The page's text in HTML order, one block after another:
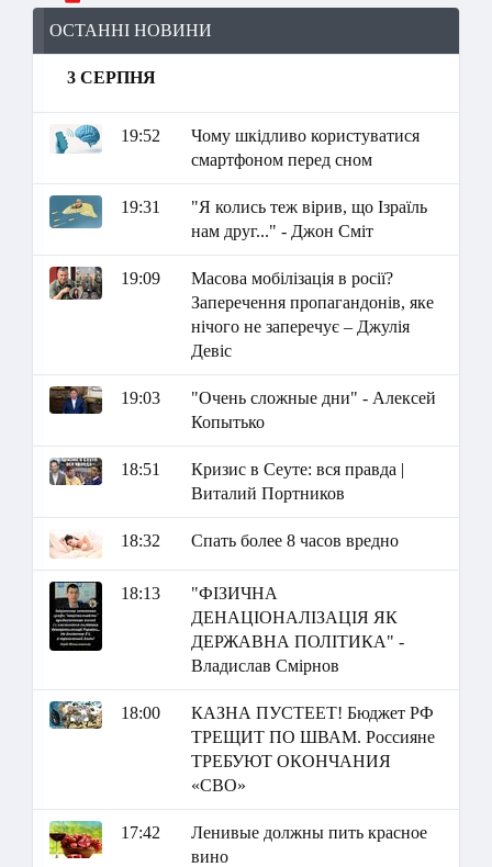
ОСТАННІ НОВИНИ
3 СЕРПНЯ
19:52
Чому шкідливо користуватися
смартфоном перед сном
19:31
"Я колись теж вірив, що Ізраїль
нам друг..." - Джон Сміт
19:09
Масова мобілізація в росії?
Заперечення пропагандонів, яке
нічого не заперечує – Джулія
Девіс
19:03
"Очень сложные дни" - Алексей
Копытько
18:51
Кризис в Сеуте: вся правда |
Виталий Портников
18:32 Спать более 8 часов вредно
18:13
"ФІЗИЧНА
ДЕНАЦІОНАЛІЗАЦІЯ ЯК
ДЕРЖАВНА ПОЛІТИКА" -
Владислав Смірнов
18:00
КАЗНА ПУСТЕЕТ! Бюджет РФ
ТРЕЩИТ ПО ШВАМ. Россияне
ТРЕБУЮТ ОКОНЧАНИЯ
«СВО»
17:42
Ленивые должны пить красное
вино